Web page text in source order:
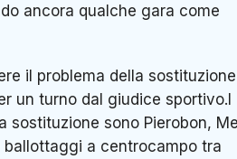
ancora qualche gara come
il problema della sostituzione
un turno dal giudice sportivo.I
sostituzione sono Pierobon,
ballottaggi a centrocampo tra